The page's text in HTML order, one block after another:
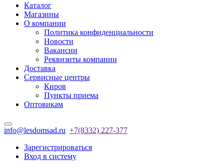
Каталог
Магазины
О компании
Политика конфиденциальности
Новости
Вакансии
Реквизиты компании
Доставка
Сервисные центры
Киров
Пункты приема
Оптовикам
info@lesdomsad.ru +7(8332) 227-377
Зарегистрироваться
Вход в систему